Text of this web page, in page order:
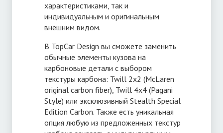
характеристиками, так и
индивидуальным и оригинальным
внешним видом.
В TopCar Design вы сможете заменить
обычные элементы кузова на
карбоновые детали c выбором
текстуры карбона: Twill 2x2 (McLaren
original carbon fiber), Twill 4x4 (Pagani
Style) или эксклюзивный Stealth Special
Edition Carbon. Также есть уникальная
опция любую из предложенных текстур